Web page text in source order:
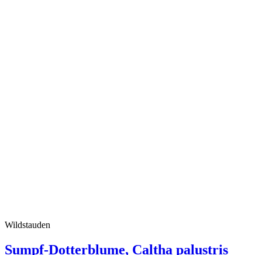
Wildstauden
Sumpf-Dotterblume, Caltha palustris